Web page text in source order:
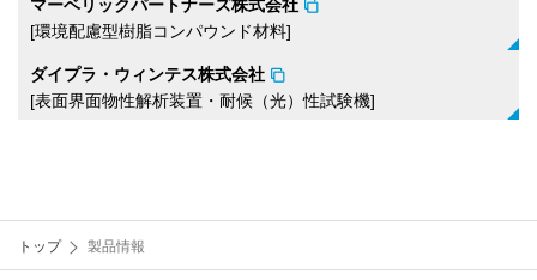
マーベリックパートナーズ株式会社
[環境配慮型樹脂コンパウンド材料]
ダイプラ・ウィンテス株式会社
[表面界面物性解析装置​・耐候（光）性試験機]
トップ 製品情報